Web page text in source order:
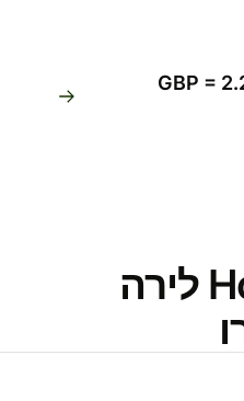
How to convert לירה